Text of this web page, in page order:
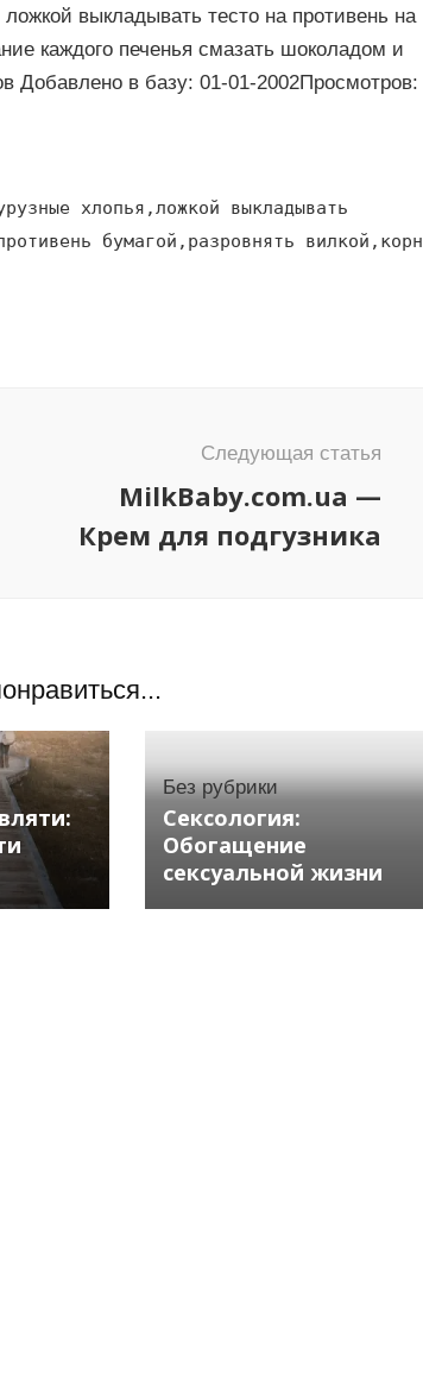
выкладывать тесто на противень на
каждого печенья смазать шоколадом и
Добавлено в базу: 01-01-2002Просмотров:
хлопья,ложкой выкладывать
бумагой,разровнять вилкой,корн
Следующая статья
MilkBaby.com.ua —
Крем для подгузника
Без рубрики
Сексология:
Обогащение
сексуальной жизни